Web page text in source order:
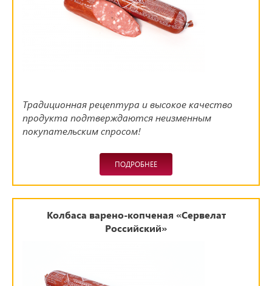
Традиционная рецептура и высокое качество
продукта подтверждаются неизменным
покупательским спросом!
ПОДРОБНЕЕ
Колбаса варено-копченая «Сервелат
Российский»